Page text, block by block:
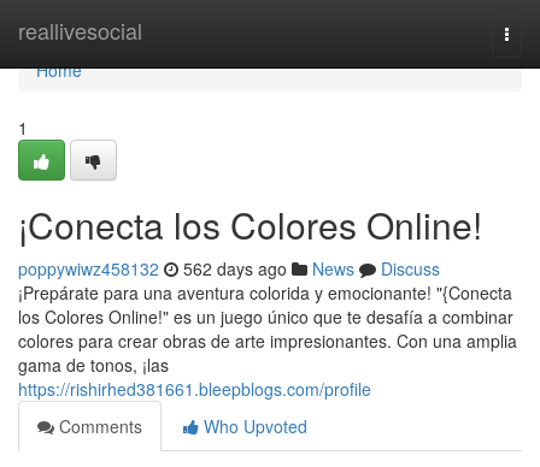
reallivesocial
Home
Home
1
¡Conecta los Colores Online!
poppywiwz458132 562 days ago News
Discuss
¡Prepárate para una aventura colorida y emocionante! "{Conecta
los Colores Online!" es un juego único que te desafía a combinar
colores para crear obras de arte impresionantes. Con una amplia
gama de tonos, ¡las
https://rishirhed381661.bleepblogs.com/profile
Comments
Who Upvoted